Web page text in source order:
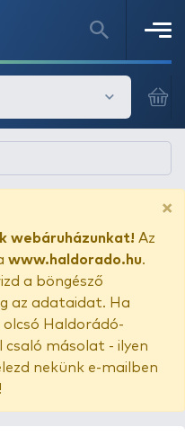
×
webáruházunkat! Az
www.haldorado.hu.
a böngésző
az adataidat. Ha
Haldorádó-
csaló másolat - ilyen
nekünk e-mailben